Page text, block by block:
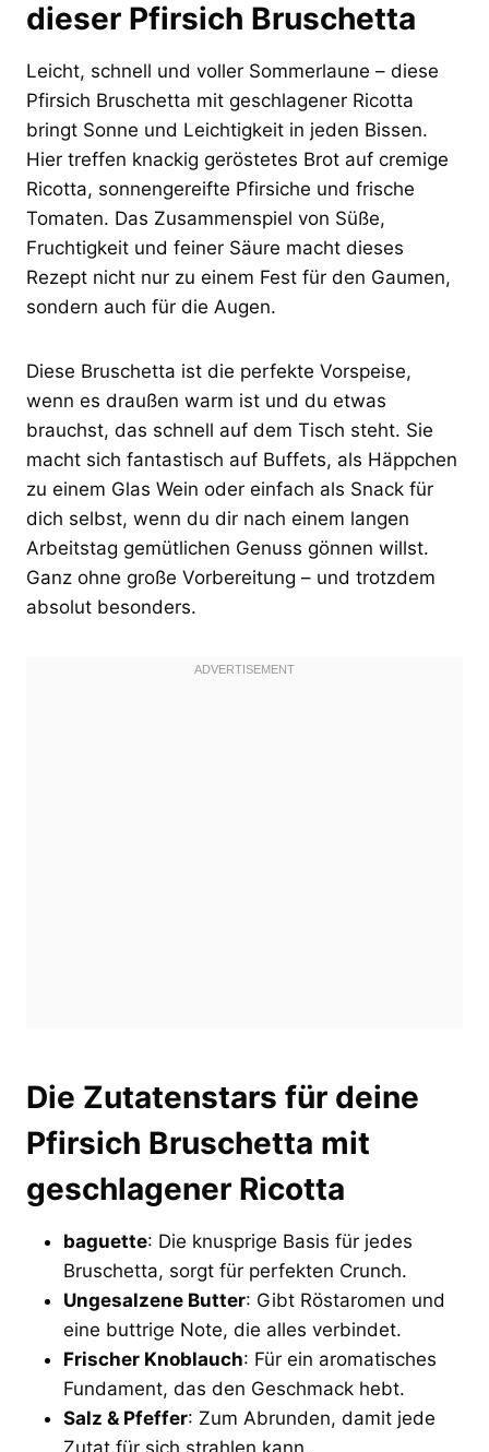
dieser Pfirsich Bruschetta
Leicht, schnell und voller Sommerlaune – diese
Pfirsich Bruschetta mit geschlagener Ricotta
bringt Sonne und Leichtigkeit in jeden Bissen.
Hier treffen knackig geröstetes Brot auf cremige
Ricotta, sonnengereifte Pfirsiche und frische
Tomaten. Das Zusammenspiel von Süße,
Fruchtigkeit und feiner Säure macht dieses
Rezept nicht nur zu einem Fest für den Gaumen,
sondern auch für die Augen.
Diese Bruschetta ist die perfekte Vorspeise,
wenn es draußen warm ist und du etwas
brauchst, das schnell auf dem Tisch steht. Sie
macht sich fantastisch auf Buffets, als Häppchen
zu einem Glas Wein oder einfach als Snack für
dich selbst, wenn du dir nach einem langen
Arbeitstag gemütlichen Genuss gönnen willst.
Ganz ohne große Vorbereitung – und trotzdem
absolut besonders.
Die Zutatenstars für deine
Pfirsich Bruschetta mit
geschlagener Ricotta
baguette: Die knusprige Basis für jedes
Bruschetta, sorgt für perfekten Crunch.
Ungesalzene Butter: Gibt Röstaromen und
eine buttrige Note, die alles verbindet.
Frischer Knoblauch: Für ein aromatisches
Fundament, das den Geschmack hebt.
Salz & Pfeffer: Zum Abrunden, damit jede
Zutat für sich strahlen kann.